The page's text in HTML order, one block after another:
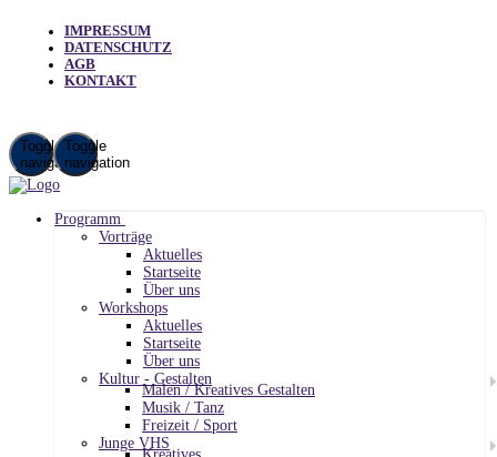
IMPRESSUM
DATENSCHUTZ
AGB
KONTAKT
Toggle
navigation
Toggle
navigation
Programm
Vorträge
Aktuelles
Startseite
Über uns
Workshops
Aktuelles
Startseite
Über uns
Kultur - Gestalten
Malen / Kreatives Gestalten
Musik / Tanz
Freizeit / Sport
Junge VHS